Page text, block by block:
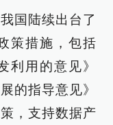
国陆续出台了
策措施，包括
利用的意见》
的指导意见》
，支持数据产